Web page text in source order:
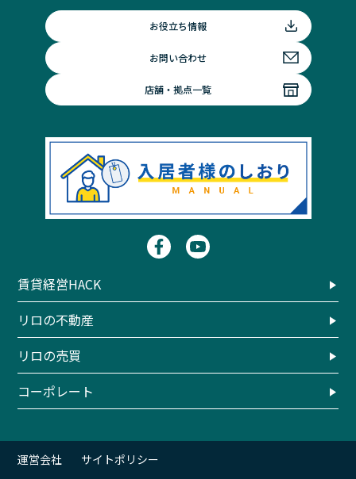
お役立ち情報
お問い合わせ
店舗・拠点一覧
コーポレート
リロの不動産
賃貸経営HACK
リロの売買
運営会社 サイトポリシー